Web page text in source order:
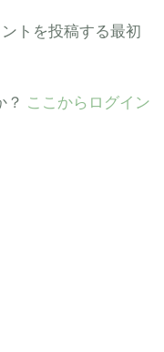
トを投稿する最初
？ ここからログイン